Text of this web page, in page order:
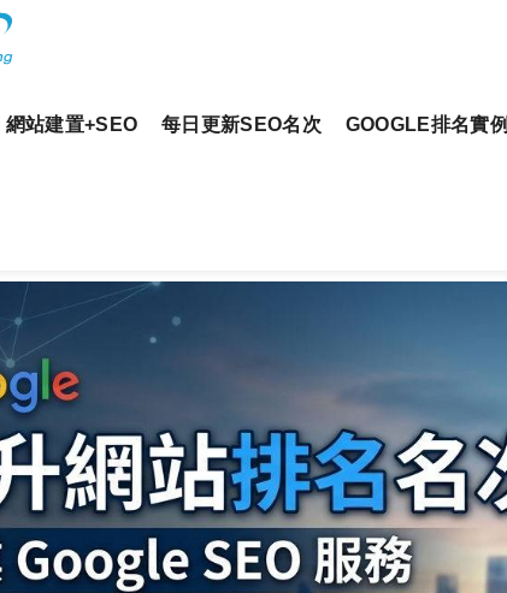
網站建置+SEO 每日更新SEO名次 GOOGLE排名實例